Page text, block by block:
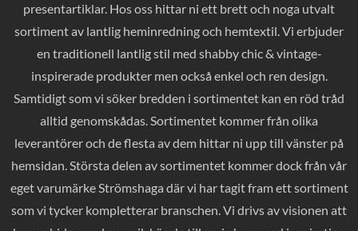
presentartiklar. Hos oss hittar ni ett brett och noga utvalt
sortiment av lantlig heminredning och hemtextil. Vi erbjuder
en traditionell lantlig stil med shabby chic & vintage-
inspirerade produkter men också enkel och ren design.
Samtidigt som vi söker bredden i sortimentet kan en röd tråd
alltid genomskådas. Sortimentet kommer från olika
leverantörer och de flesta av dem hittar ni upp till vänster på
hemsidan. Största delen av sortimentet kommer dock från vår
eget varumärke Strömshaga där vi har tagit fram ett sortiment
som vi tycker kompletterar branschen. Vi drivs av visionen att